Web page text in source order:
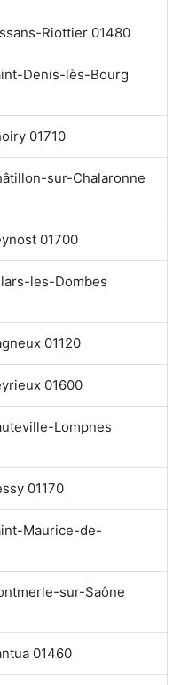
Riottier 01480
Denis-lès-Bourg
01710
sur-Chalaronne
01700
les-Dombes
01120
01600
Lompnes
01170
Maurice-de-
sur-Saône
01460